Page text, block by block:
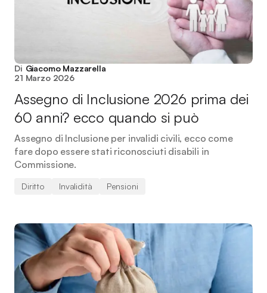
Di Giacomo Mazzarella
21 Marzo 2026
Assegno di Inclusione 2026 prima dei
60 anni? ecco quando si può
Assegno di Inclusione per invalidi civili, ecco come
fare dopo essere stati riconosciuti disabili in
Commissione.
Diritto Invalidità Pensioni